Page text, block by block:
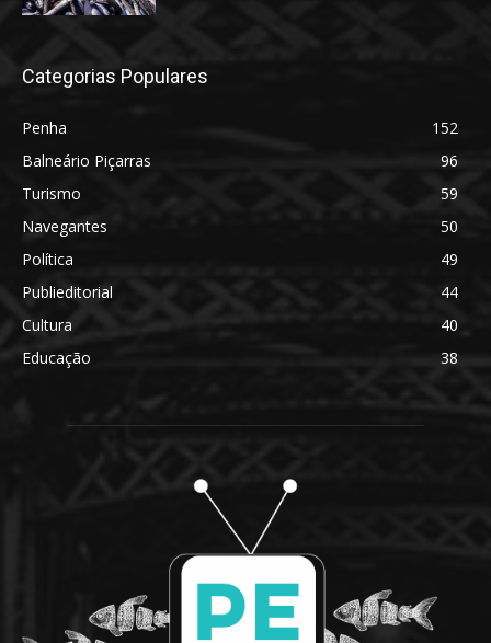
Categorias Populares
Penha
152
Balneário Piçarras
96
Turismo
59
Navegantes
50
Política
49
Publieditorial
44
Cultura
40
Educação
38